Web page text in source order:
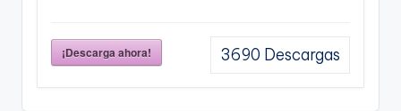
¡Descarga ahora! 3690 Descargas